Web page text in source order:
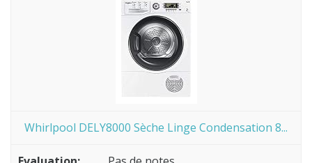
Whirlpool DELY8000 Sèche Linge Condensation 8...